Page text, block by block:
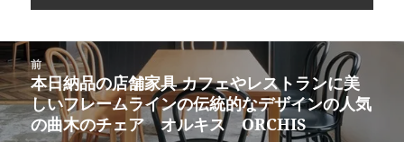
投
稿
ナ
ビ
ゲ
前
前
の
投
本日納品の店舗家具 カフェやレストランに美
しいフレームラインの伝統的なデザインの人気
の曲木のチェア オルキス ORCHIS